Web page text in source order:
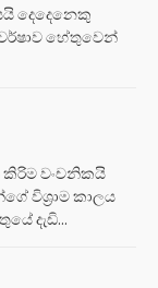
දෙදෙනෙකු
හේතුවෙන්
කිරිම වංචනිකයි
විශ්‍රාම කාලය
දැඩි...